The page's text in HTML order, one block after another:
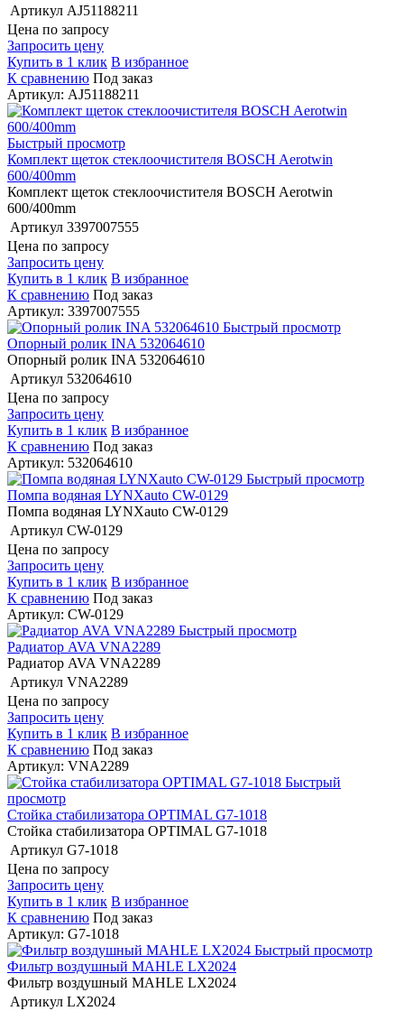
Артикул AJ51188211
Цена по запросу
Запросить цену
Купить в 1 клик В избранное
К сравнению Под заказ
Артикул: AJ51188211
Быстрый просмотр
Комплект щеток стеклоочистителя BOSCH Aerotwin
600/400mm
Комплект щеток стеклоочистителя BOSCH Aerotwin
600/400mm
Артикул 3397007555
Цена по запросу
Запросить цену
Купить в 1 клик В избранное
К сравнению Под заказ
Артикул: 3397007555
Быстрый просмотр
Опорный ролик INA 532064610
Опорный ролик INA 532064610
Артикул 532064610
Цена по запросу
Запросить цену
Купить в 1 клик В избранное
К сравнению Под заказ
Артикул: 532064610
Быстрый просмотр
Помпа водяная LYNXauto CW-0129
Помпа водяная LYNXauto CW-0129
Артикул CW-0129
Цена по запросу
Запросить цену
Купить в 1 клик В избранное
К сравнению Под заказ
Артикул: CW-0129
Быстрый просмотр
Радиатор AVA VNA2289
Радиатор AVA VNA2289
Артикул VNA2289
Цена по запросу
Запросить цену
Купить в 1 клик В избранное
К сравнению Под заказ
Артикул: VNA2289
Быстрый
просмотр
Стойка стабилизатора OPTIMAL G7-1018
Стойка стабилизатора OPTIMAL G7-1018
Артикул G7-1018
Цена по запросу
Запросить цену
Купить в 1 клик В избранное
К сравнению Под заказ
Артикул: G7-1018
Быстрый просмотр
Фильтр воздушный MAHLE LX2024
Фильтр воздушный MAHLE LX2024
Артикул LX2024